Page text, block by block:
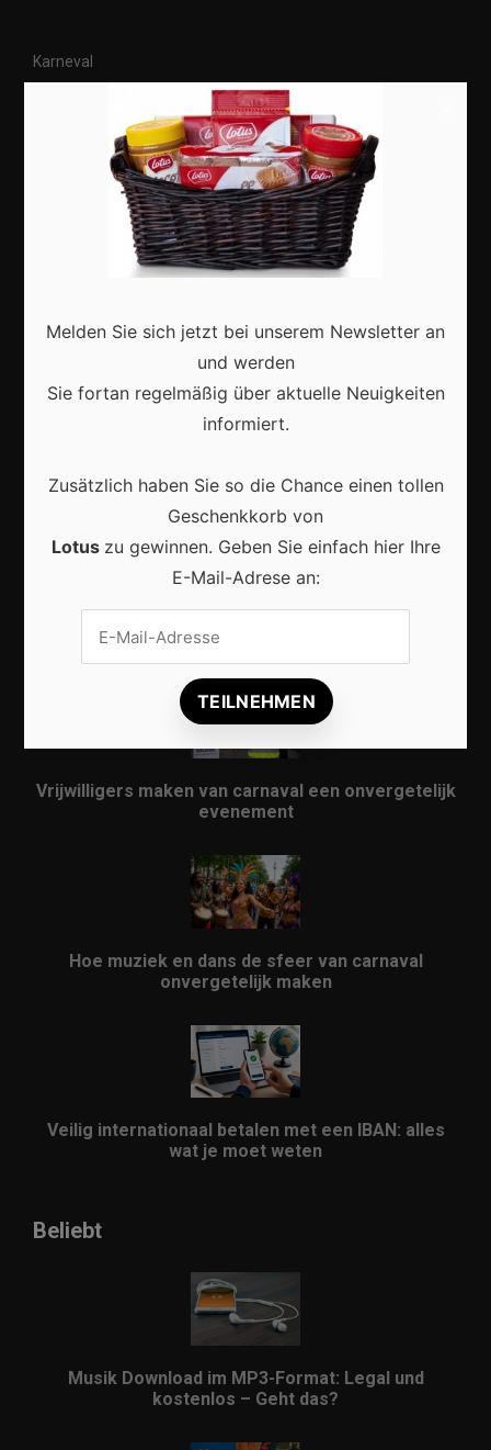
Karneval
Veranstaltungen
Gemeinschaft auf einzigartige Weise entdecken
Vrijwilligers maken van carnaval een onvergetelijk
evenement
Hoe muziek en dans de sfeer van carnaval
onvergetelijk maken
Veilig internationaal betalen met een IBAN: alles
wat je moet weten
Beliebt
Musik Download im MP3-Format: Legal und
kostenlos – Geht das?
Melden Sie sich jetzt bei unserem Newsletter an
und werden
Sie fortan regelmäßig über aktuelle Neuigkeiten
informiert.
Zusätzlich haben Sie so die Chance einen tollen
Geschenkkorb von
Lotus zu gewinnen. Geben Sie einfach hier Ihre
E-Mail-Adrese an: